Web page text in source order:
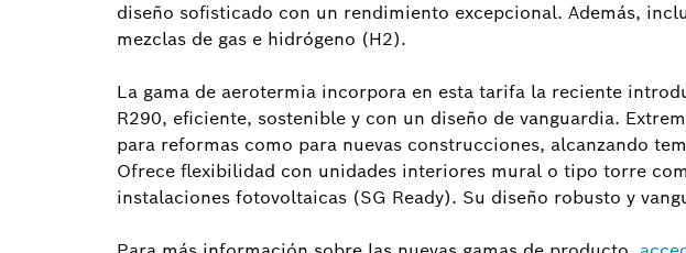
diseño sofisticado con un rendimiento excepcional. Además,
mezclas de gas e hidrógeno (H2).
La gama de aerotermia incorpora en esta tarifa la reciente
R290, eficiente, sostenible y con un diseño de vanguardia.
para reformas como para nuevas construcciones, alcanzando
Ofrece flexibilidad con unidades interiores mural o tipo torre
instalaciones fotovoltaicas (SG Ready). Su diseño robusto y